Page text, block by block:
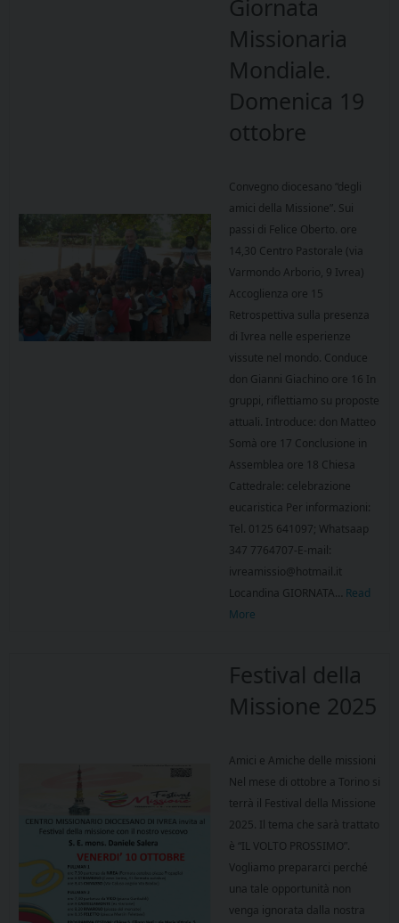
Giornata
Missionaria
Mondiale.
Domenica 19
ottobre
Convegno diocesano “degli
amici della Missione”. Sui
passi di Felice Oberto. ore
14,30 Centro Pastorale (via
Varmondo Arborio, 9 Ivrea)
Accoglienza ore 15
Retrospettiva sulla presenza
di Ivrea nelle esperienze
vissute nel mondo. Conduce
don Gianni Giachino ore 16 In
gruppi, riflettiamo su proposte
attuali. Introduce: don Matteo
Somà ore 17 Conclusione in
Assemblea ore 18 Chiesa
Cattedrale: celebrazione
eucaristica Per informazioni:
Tel. 0125 641097; Whatsaap
347 7764707-E-mail:
ivreamissio@hotmail.it
Locandina GIORNATA… Read
More
Festival della
Missione 2025
Amici e Amiche delle missioni
Nel mese di ottobre a Torino si
terrà il Festival della Missione
2025. Il tema che sarà trattato
è “IL VOLTO PROSSIMO”.
Vogliamo prepararci perché
una tale opportunità non
venga ignorata dalla nostra